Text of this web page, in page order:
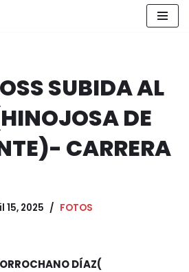
SUBIDA AL
DE
CARRERA
15, 2025 FOTOS
DÍAZ(